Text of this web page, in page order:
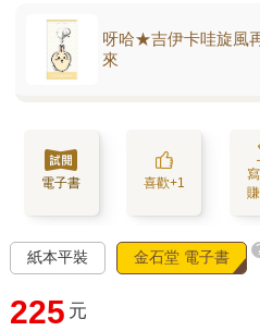
呀哈★吉伊卡哇旋風
來
電子書 喜歡+1
紙本平裝 金石堂 電子書
225 元